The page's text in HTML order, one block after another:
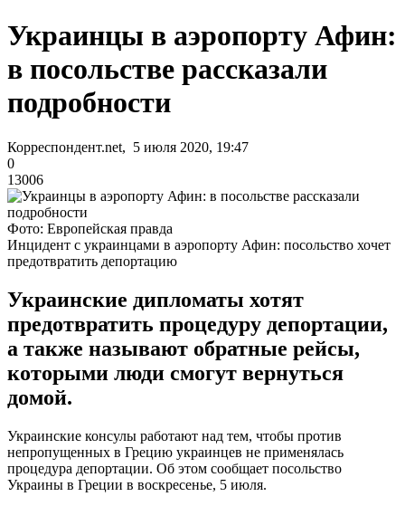
Украинцы в аэропорту Афин:
в посольстве рассказали
подробности
Корреспондент.net, 5 июля 2020, 19:47
0
13006
Фото: Европейская правда
Инцидент с украинцами в аэропорту Афин: посольство хочет
предотвратить депортацию
Украинские дипломаты хотят
предотвратить процедуру депортации,
а также называют обратные рейсы,
которыми люди смогут вернуться
домой.
Украинские консулы работают над тем, чтобы против
непропущенных в Грецию украинцев не применялась
процедура депортации. Об этом сообщает посольство
Украины в Греции в воскресенье, 5 июля.